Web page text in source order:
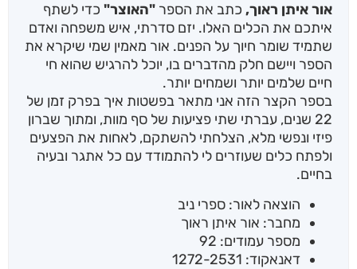
אור איתן ראוך, כתב את הספר "האוצר" כדי לשתף
איתכם את הכלים האלו. יזם סדרתי, איש משפחה ואדם
שתמיד שומר חיוך על הפנים. אור מאמין שמי שיקרא את
הספר ויישם חלק מהדברים בו, יוכל להרגיש שהוא חי
חיים שלמים יותר ושמחים יותר.
בספר הקצר הזה אני מתאר בפשטות איך בפרק זמן של
22 שנים, עברתי שתי פציעות של סף מוות, ומתוך שברון
פיזי ונפשי מלא, הצלחתי להשתקם, לאחות את הפצעים
ולפתח כלים שעוזרים לי להתמודד עם כל אתגר ובעיה
בחיים.
הוצאה לאור: ספרי ניב
מחבר: אור איתן ראוך
מספר עמודים: 92
דאנאקוד: 1272-2531